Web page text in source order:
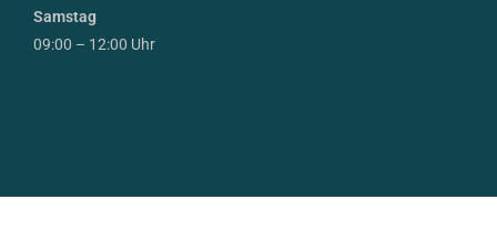
Samstag
09:00 – 12:00 Uhr